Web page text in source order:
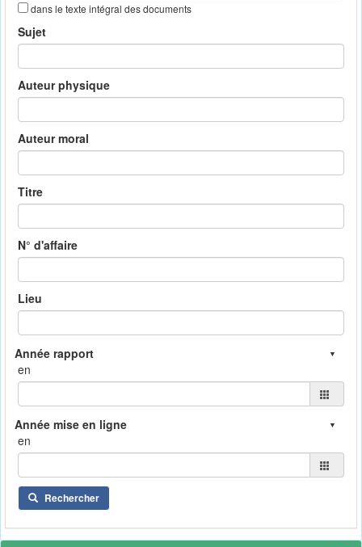
dans le texte intégral des documents
Sujet
Auteur physique
Auteur moral
Titre
N° d'affaire
Lieu
en
en
Rechercher